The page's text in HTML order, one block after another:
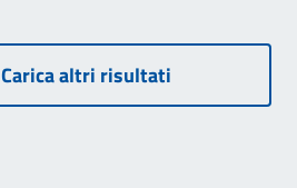
Carica altri risultati